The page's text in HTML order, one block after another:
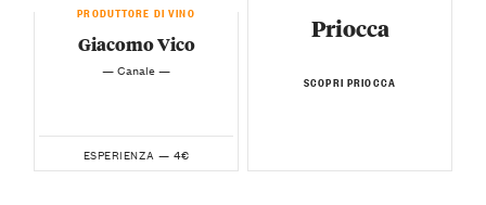
PRODUTTORE DI VINO
Giacomo Vico
— Canale —
ESPERIENZA — 4€
Priocca
SCOPRI PRIOCCA